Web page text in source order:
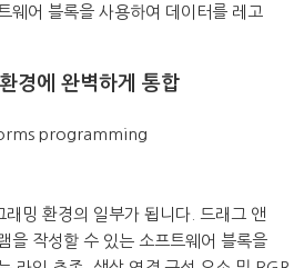
웨어 블록을 사용하여 데이터를 레고
경에 완벽하게 통합
밍 환경의 일부가 됩니다. 드래그 앤
을 작성할 수 있는 소프트웨어 블록을